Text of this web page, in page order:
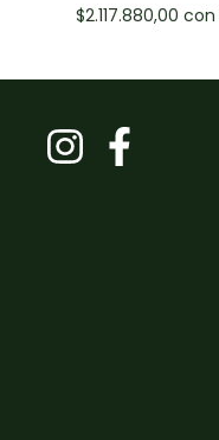
$2.117.880,00 con